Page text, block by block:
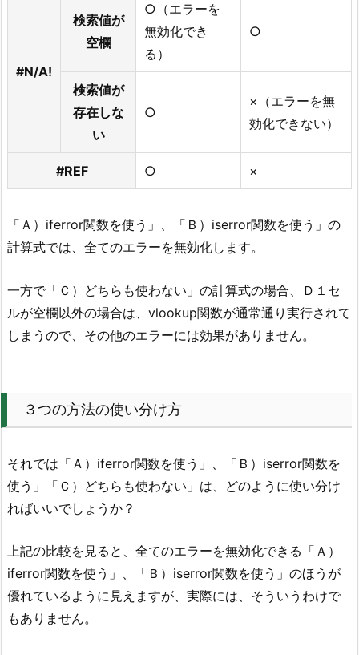
#N/A!
検索値が
空欄
○（エラーを
無効化でき
る）
○
検索値が
存在しな
い
○
×（エラーを無
効化できない）
#REF ○ ×
「Ａ）iferror関数を使う」、「Ｂ）iserror関数を使う」の
計算式では、全てのエラーを無効化します。
一方で「Ｃ）どちらも使わない」の計算式の場合、Ｄ１セ
ルが空欄以外の場合は、vlookup関数が通常通り実行されて
しまうので、その他のエラーには効果がありません。
３つの方法の使い分け方
それでは「Ａ）iferror関数を使う」、「Ｂ）iserror関数を
使う」「Ｃ）どちらも使わない」は、どのように使い分け
ればいいでしょうか？
上記の比較を見ると、全てのエラーを無効化できる「Ａ）
iferror関数を使う」、「Ｂ）iserror関数を使う」のほうが
優れているように見えますが、実際には、そういうわけで
もありません。